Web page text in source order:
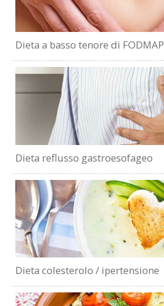
Dieta a basso tenore di FODMAP
Dieta reflusso gastroesofageo
Dieta colesterolo / ipertensione